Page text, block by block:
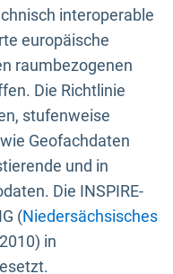
interoperable
europäische
raumbezogenen
Die Richtlinie
stufenweise
Geofachdaten
und in
Die INSPIRE-
(Niedersächsisches
in